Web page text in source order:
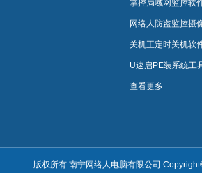
掌控局域网监控软
网络人防盗监控摄
关机王定时关机软
U速启PE装系统工
查看更多
版权所有:南宁网络人电脑有限公司